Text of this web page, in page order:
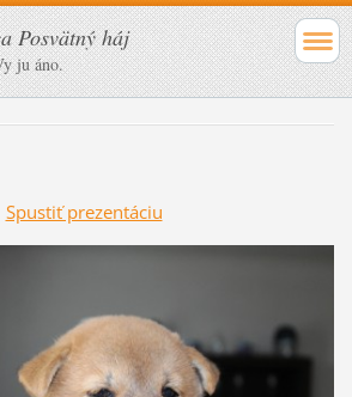
Posvätný háj
ju áno.
Spustiť prezentáciu